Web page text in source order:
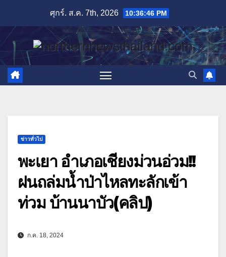
content
ศุกร์. ส.ค. 7th, 2026 10:36:47 PM
ข่าวทั่วไป
พะเยา อำเภอเชียงม่วนอ่วม!!
ฝนถล่มน้ำป่าไหลทะลักเข้า
ท่วม บ้านนาบัว(คลิป)
ก.ค. 18, 2024